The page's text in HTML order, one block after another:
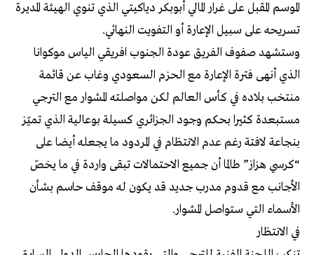
الموسم المقبل على غرار المالي أبوبكر دياكيتي الذي تنوي الهيئة المديرة
تسريحه على سبيل الإعارة أو التفويت النهائي.
وستشهد صفوف الفريق عودة الجنوب افريقي الياس موكوانا
الذي أنهى فترة الإعارة مع الحزم السعودي وغاب عن قائمة
منتخب بلاده في كأس العالم لكن مواصلته المشوار مع الترجي
مستبعدة كثيرا بحكم وجود الجزائري كسيلة بوعالية الذي تميّز
بنجاعة لافتة رغم عدم الانتظام في المردود ما يجعله أيضا على
“كرسي هزاز” طالما أن جميع الاحتمالات تبقى واردة في ما يخصّ
الأجانب مع قدوم مدرب جديد قد يكون له موقف حاسم بشأن
الأسماء التي ستواصل المشوار.
في الانتظار